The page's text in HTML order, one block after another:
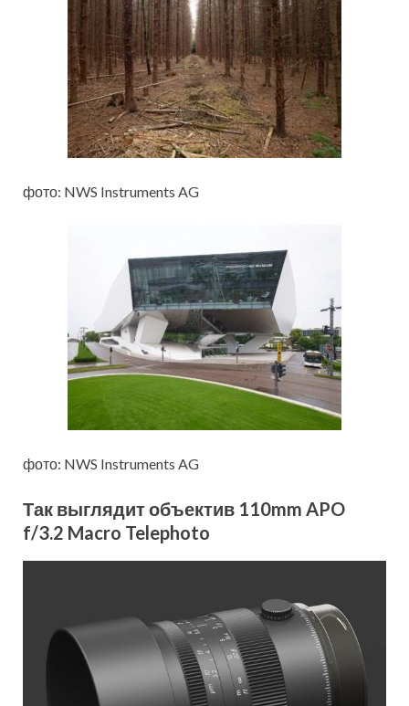
фото: NWS Instruments AG
фото: NWS Instruments AG
Так выглядит объектив 110mm APO
f/3.2 Macro Telephoto